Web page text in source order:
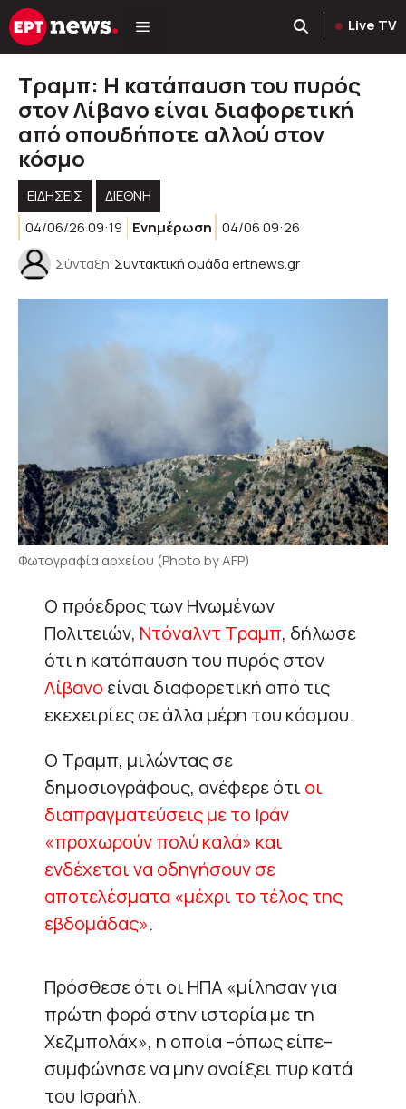
Μετάβαση
σε
Live TV
Τραμπ: Η κατάπαυση του πυρός
στον Λίβανο είναι διαφορετική
από οπουδήποτε αλλού στον
κόσμο
ΕΙΔΗΣΕΙΣ
ΔΙΕΘΝΗ
04/06/26 09:19
Ενημέρωση 04/06 09:26
Σύνταξη Συντακτική ομάδα ertnews.gr
Φωτογραφία αρχείου (Photo by AFP)
Ο πρόεδρος των Ηνωμένων
Πολιτειών, Ντόναλντ Τραμπ, δήλωσε
ότι η κατάπαυση του πυρός στον
Λίβανο είναι διαφορετική από τις
εκεχειρίες σε άλλα μέρη του κόσμου.
Ο Τραμπ, μιλώντας σε
δημοσιογράφους, ανέφερε ότι οι
διαπραγματεύσεις με το Ιράν
«προχωρούν πολύ καλά» και
ενδέχεται να οδηγήσουν σε
αποτελέσματα «μέχρι το τέλος της
εβδομάδας».
Πρόσθεσε ότι οι ΗΠΑ «μίλησαν για
πρώτη φορά στην ιστορία με τη
Χεζμπολάχ», η οποία –όπως είπε–
συμφώνησε να μην ανοίξει πυρ κατά
του Ισραήλ.